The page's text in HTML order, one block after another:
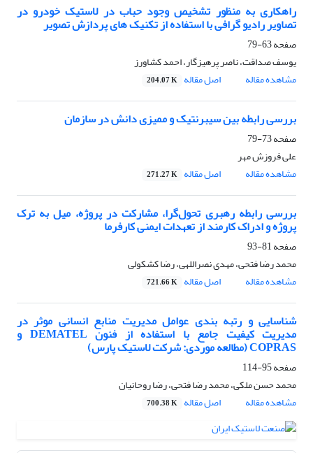
راهکاری به منظور تشخیص وجود حباب در لاستیک خودرو در
تصاویر رادیو گرافی با استفاده از تکنیک های پردازش تصویر
صفحه63-79
یوسف صداقت، ناصر پرهیزگار، احمد کشاورز
مشاهده مقاله
اصل مقاله 204.07 K
بررسی رابطه بین سیبرنتیک و ممیزی دانش در سازمان
صفحه73-79
علی فروزش مهر
مشاهده مقاله
اصل مقاله 271.27 K
بررسی رابطه رهبری تحول‌گرا، مشارکت در پروژه، میل به ترک
پروژه و ادراک کارمند از تعهدات ایمنی کارفرما
صفحه81-93
محمد رضا فتحی، مهدی نصراللهی، رضا کشکولی
مشاهده مقاله
اصل مقاله 721.66 K
شناسایی و رتبه بندی عوامل مدیریت منابع انسانی موثر در
مدیریت کیفیت جامع با استفاده از فنون DEMATEL و
COPRAS (مطالعه موردی: شرکت لاستیک پارس)
صفحه95-114
محمد حسن ملکی، محمد رضا فتحی، رضا روحانیان
مشاهده مقاله
اصل مقاله 700.38 K